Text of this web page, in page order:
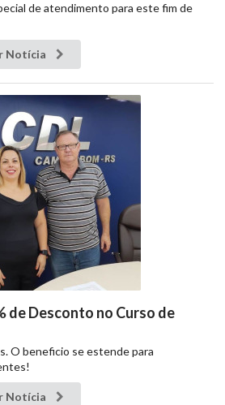
de atendimento para este fim de
Notícia
de Desconto no Curso de
O beneficio se estende para
Notícia